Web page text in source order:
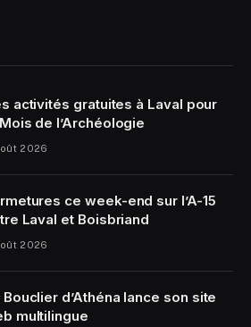
activités gratuites à Laval pour
de l’Archéologie
2026
ce week-end sur l’A-15
Laval et Boisbriand
2026
Bouclier d’Athéna lance son site
multilingue